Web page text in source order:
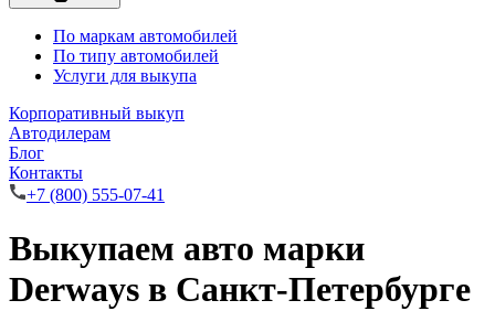
По маркам автомобилей
По типу автомобилей
Услуги для выкупа
Корпоративный выкуп
Автодилерам
Блог
Контакты
+7 (800) 555-07-41
Выкупаем авто марки
Derways в Санкт-Петербурге